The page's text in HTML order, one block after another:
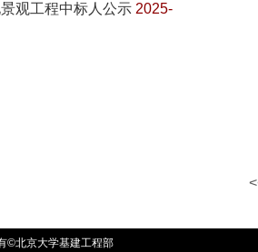
观工程中标人公示 2025-
©北京大学基建工程部